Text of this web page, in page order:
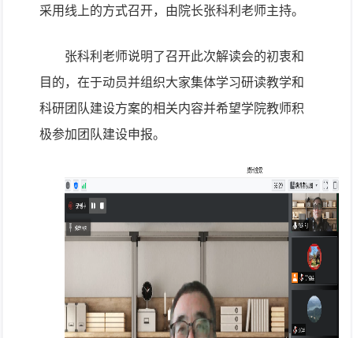
采用线上的方式召开，由院长张科利老师主持。
张科利老师说明了召开此次解读会的初衷和
目的，在于动员并组织大家集体学习研读教学和
科研团队建设方案的相关内容并希望学院教师积
极参加团队建设申报。